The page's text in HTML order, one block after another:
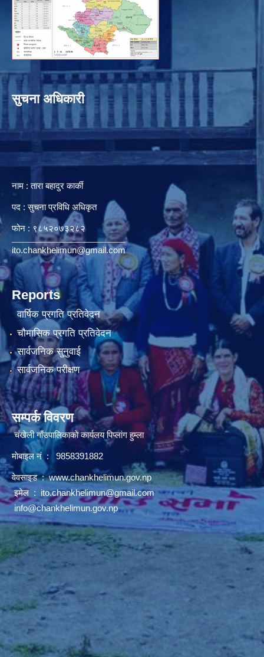
सुचना अधिकारी
नाम : तारा बहादुर कार्की
पद : सुचना प्रविधि अधिकृत
फोन : ९८५२०७३२८२
ito.chankhelimun@gmail.com
Reports
वार्षिक प्रगति प्रतिवेदन
चौमासिक प्रगति प्रतिवेदन
सार्वजनिक सुनुवाई
सार्वजनिक परीक्षण
सम्पर्क विवरण
चंखेली गाँउपालिकाकाे कार्यलय पिप्लांग हुम्ला
माेबाइल नं : 9858391882
वेवसाइड :www.chankhelimun.gov.np
इमेल : ito.chankhelimun@gmail.com
info@chankhelimun.gov.np